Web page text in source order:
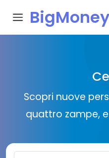
Scopri nuove
quattro zampe,